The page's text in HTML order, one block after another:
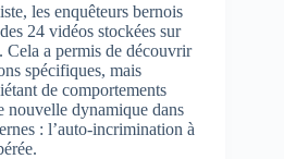
les enquêteurs bernois
24 vidéos stockées sur
Cela a permis de découvrir
spécifiques, mais
de comportements
nouvelle dynamique dans
: l’auto-incrimination à